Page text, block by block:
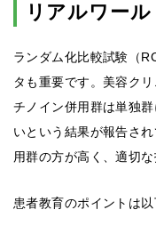
リアルワー
ランダム化比較試験（
タも重要です。美容ク
チノイン併用群は単独
いという結果が報告さ
用群の方が高く、適切
患者教育のポイントは以